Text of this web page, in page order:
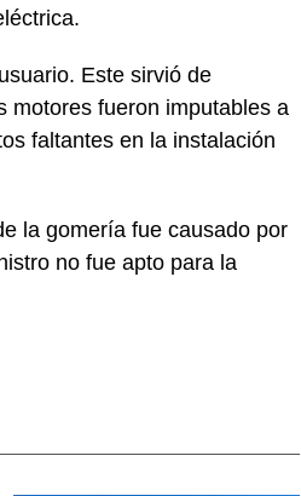
Este sirvió de
motores fueron imputables a
faltantes en la instalación
la gomería fue causado por
no fue apto para la